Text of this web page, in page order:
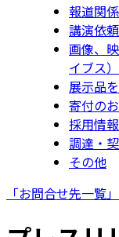
報道関
講演依頼
画像、
イブス）
展示品
寄付の
採用情報
調達・
その他
「お問合せ先一覧」